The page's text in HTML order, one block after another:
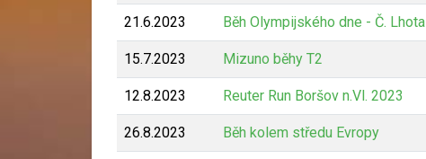
21.6.2023 Běh Olympijského dne - Č. Lhota
15.7.2023 Mizuno běhy T2
12.8.2023 Reuter Run Boršov n.Vl. 2023
26.8.2023 Běh kolem středu Evropy